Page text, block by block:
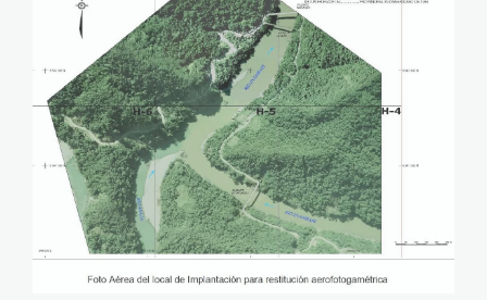
inambari_foto_full_bic